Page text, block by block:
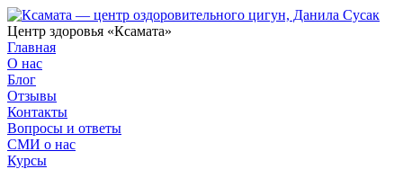
Центр здоровья «Ксамата»
Главная
О нас
Блог
Отзывы
Контакты
Вопросы и ответы
СМИ о нас
Курсы